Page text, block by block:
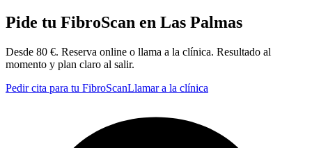
Pide tu FibroScan en Las Palmas
Desde 80 €. Reserva online o llama a la clínica. Resultado al
momento y plan claro al salir.
Pedir cita para tu FibroScanLlamar a la clínica